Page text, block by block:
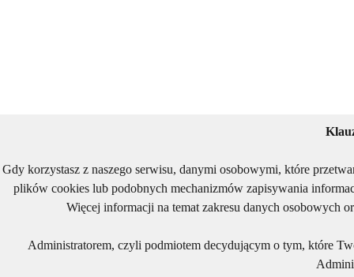
Gdy korzystasz z naszego serwisu, danymi osobowymi, które
plików cookies lub podobnych mechanizmów zapisywania
Więcej informacji na temat zakresu danych osobowych
Administratorem, czyli podmiotem decydującym o tym, które